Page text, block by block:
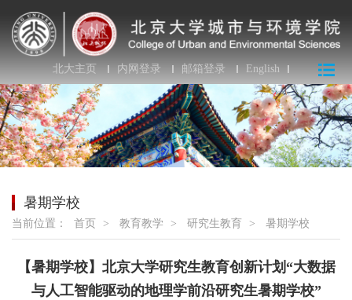
北大主页 内网登录 邮箱登录 English
暑期学校
当前位置： 首页 > 教育教学 > 研究生教育 > 暑期学校
【暑期学校】北京大学研究生教育创新计划“大数据
与人工智能驱动的地理学前沿研究生暑期学校”